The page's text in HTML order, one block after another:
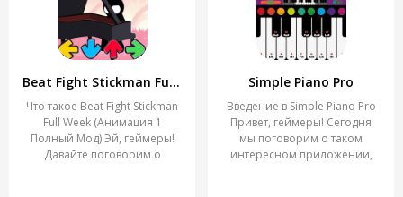
Beat Fight Stickman Full Week
Что такое Beat Fight Stickman
Full Week (Анимация 1
Полный Мод) Эй, геймеры!
Давайте поговорим о
Simple Piano Pro
Введение в Simple Piano Pro
Привет, геймеры! Сегодня
мы поговорим о таком
интересном приложении,